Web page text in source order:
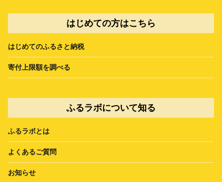
はじめての方はこちら
はじめてのふるさと納税
寄付上限額を調べる
ふるラボについて知る
ふるラボとは
よくあるご質問
お知らせ